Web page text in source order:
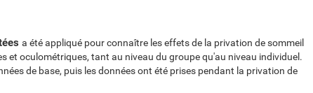
a été appliqué pour connaître les effets de la privation de sommeil
et oculométriques, tant au niveau du groupe qu'au niveau individuel.
de base, puis les données ont été prises pendant la privation de